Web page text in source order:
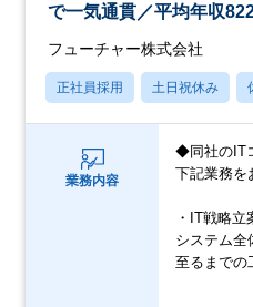
で一気通貫／平均年収822
フューチャー株式会社
正社員採用 土日祝休み
業務内容
◆同社のIT
下記業務を
・IT戦略立
システム全
至るまでの